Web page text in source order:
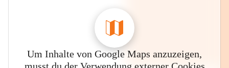
Um Inhalte von Google Maps anzuzeigen,